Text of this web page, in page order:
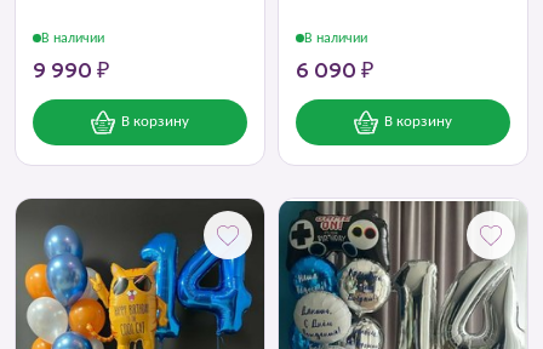
В наличии
9 990 ₽
В корзину
В наличии
6 090 ₽
В корзину